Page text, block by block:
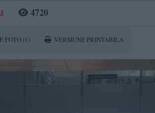
4720
FOTO (1) VERSIUNE PRINTABILA